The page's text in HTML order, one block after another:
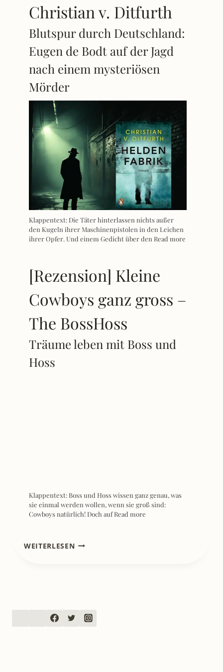
Christian v. Ditfurth
Blutspur durch Deutschland:
Eugen de Bodt auf der Jagd
nach einem mysteriösen
Mörder
Klappentext: Die Täter hinterlassen nichts außer
den Kugeln ihrer Maschinenpistolen in den Leichen
ihrer Opfer. Und einem Gedicht über den Read more
[Rezension] Kleine
Cowboys ganz gross –
The BossHoss
Träume leben mit Boss und
Hoss
Klappentext: Boss und Hoss wissen ganz genau, was
sie einmal werden wollen, wenn sie groß sind:
Cowboys natürlich! Doch aufRead more
WEITERLESEN[REZENSION]
VERLORENE
STEIN